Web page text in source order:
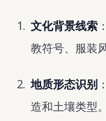
文化背景线索
教符号、服装
地质形态识别
造和土壤类型。